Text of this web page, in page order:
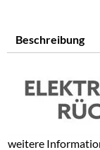
Beschreibung
weitere